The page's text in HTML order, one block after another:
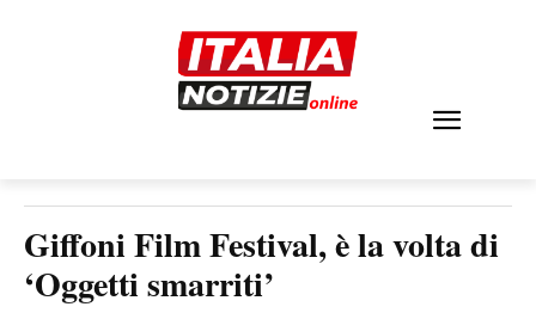
Giffoni Film Festival, è la volta di
‘Oggetti smarriti’